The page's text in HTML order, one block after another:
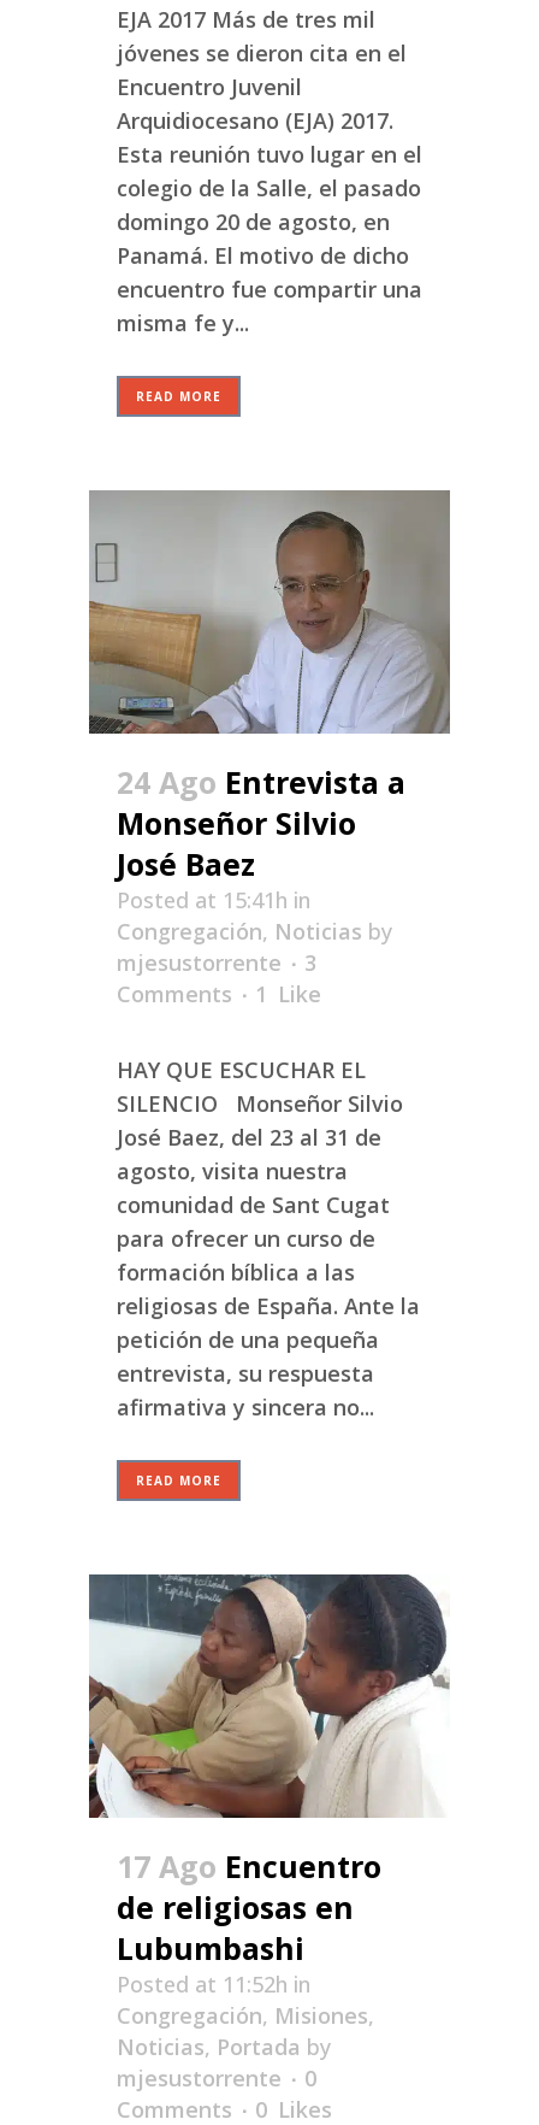
EJA 2017 Más de tres mil
jóvenes se dieron cita en el
Encuentro Juvenil
Arquidiocesano (EJA) 2017.
Esta reunión tuvo lugar en el
colegio de la Salle, el pasado
domingo 20 de agosto, en
Panamá. El motivo de dicho
encuentro fue compartir una
misma fe y...
READ MORE
24 Ago Entrevista a
Monseñor Silvio
José Baez
Posted at 15:41h in
Congregación, Noticias by
mjesustorrente
3
Comments
1 Like
HAY QUE ESCUCHAR EL
SILENCIO Monseñor Silvio
José Baez, del 23 al 31 de
agosto, visita nuestra
comunidad de Sant Cugat
para ofrecer un curso de
formación bíblica a las
religiosas de España. Ante la
petición de una pequeña
entrevista, su respuesta
afirmativa y sincera no...
READ MORE
17 Ago Encuentro
de religiosas en
Lubumbashi
Posted at 11:52h in
Congregación, Misiones,
Noticias, Portada by
mjesustorrente
0
Comments
0 Likes